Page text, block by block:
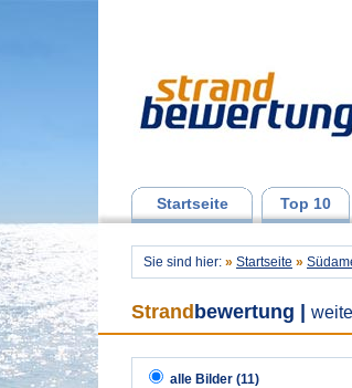
Startseite Top 10
Sie sind hier: » Startseite »
Strand bewertung
alle Bilder (11)